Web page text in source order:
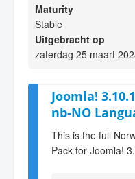
Maturity
Stable
Uitgebracht op
zaterdag 25 maart
Joomla!
nb-NO
This is the full
Pack for Joomla!